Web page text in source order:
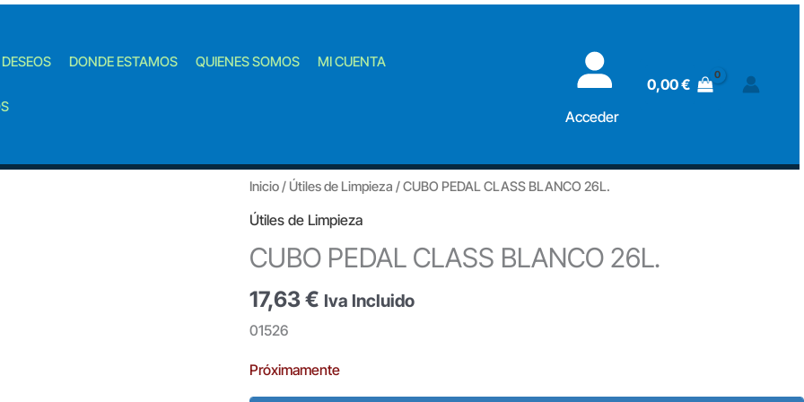
DONDE ESTAMOS QUIENES SOMOS MI CUENTA
Acceder
0,00€
Inicio/ Útiles de Limpieza / CUBO PEDAL CLASS BLANCO 26L.
Útiles de Limpieza
CUBO PEDAL CLASS BLANCO 26L.
17,63 € Iva Incluido
01526
Próximamente